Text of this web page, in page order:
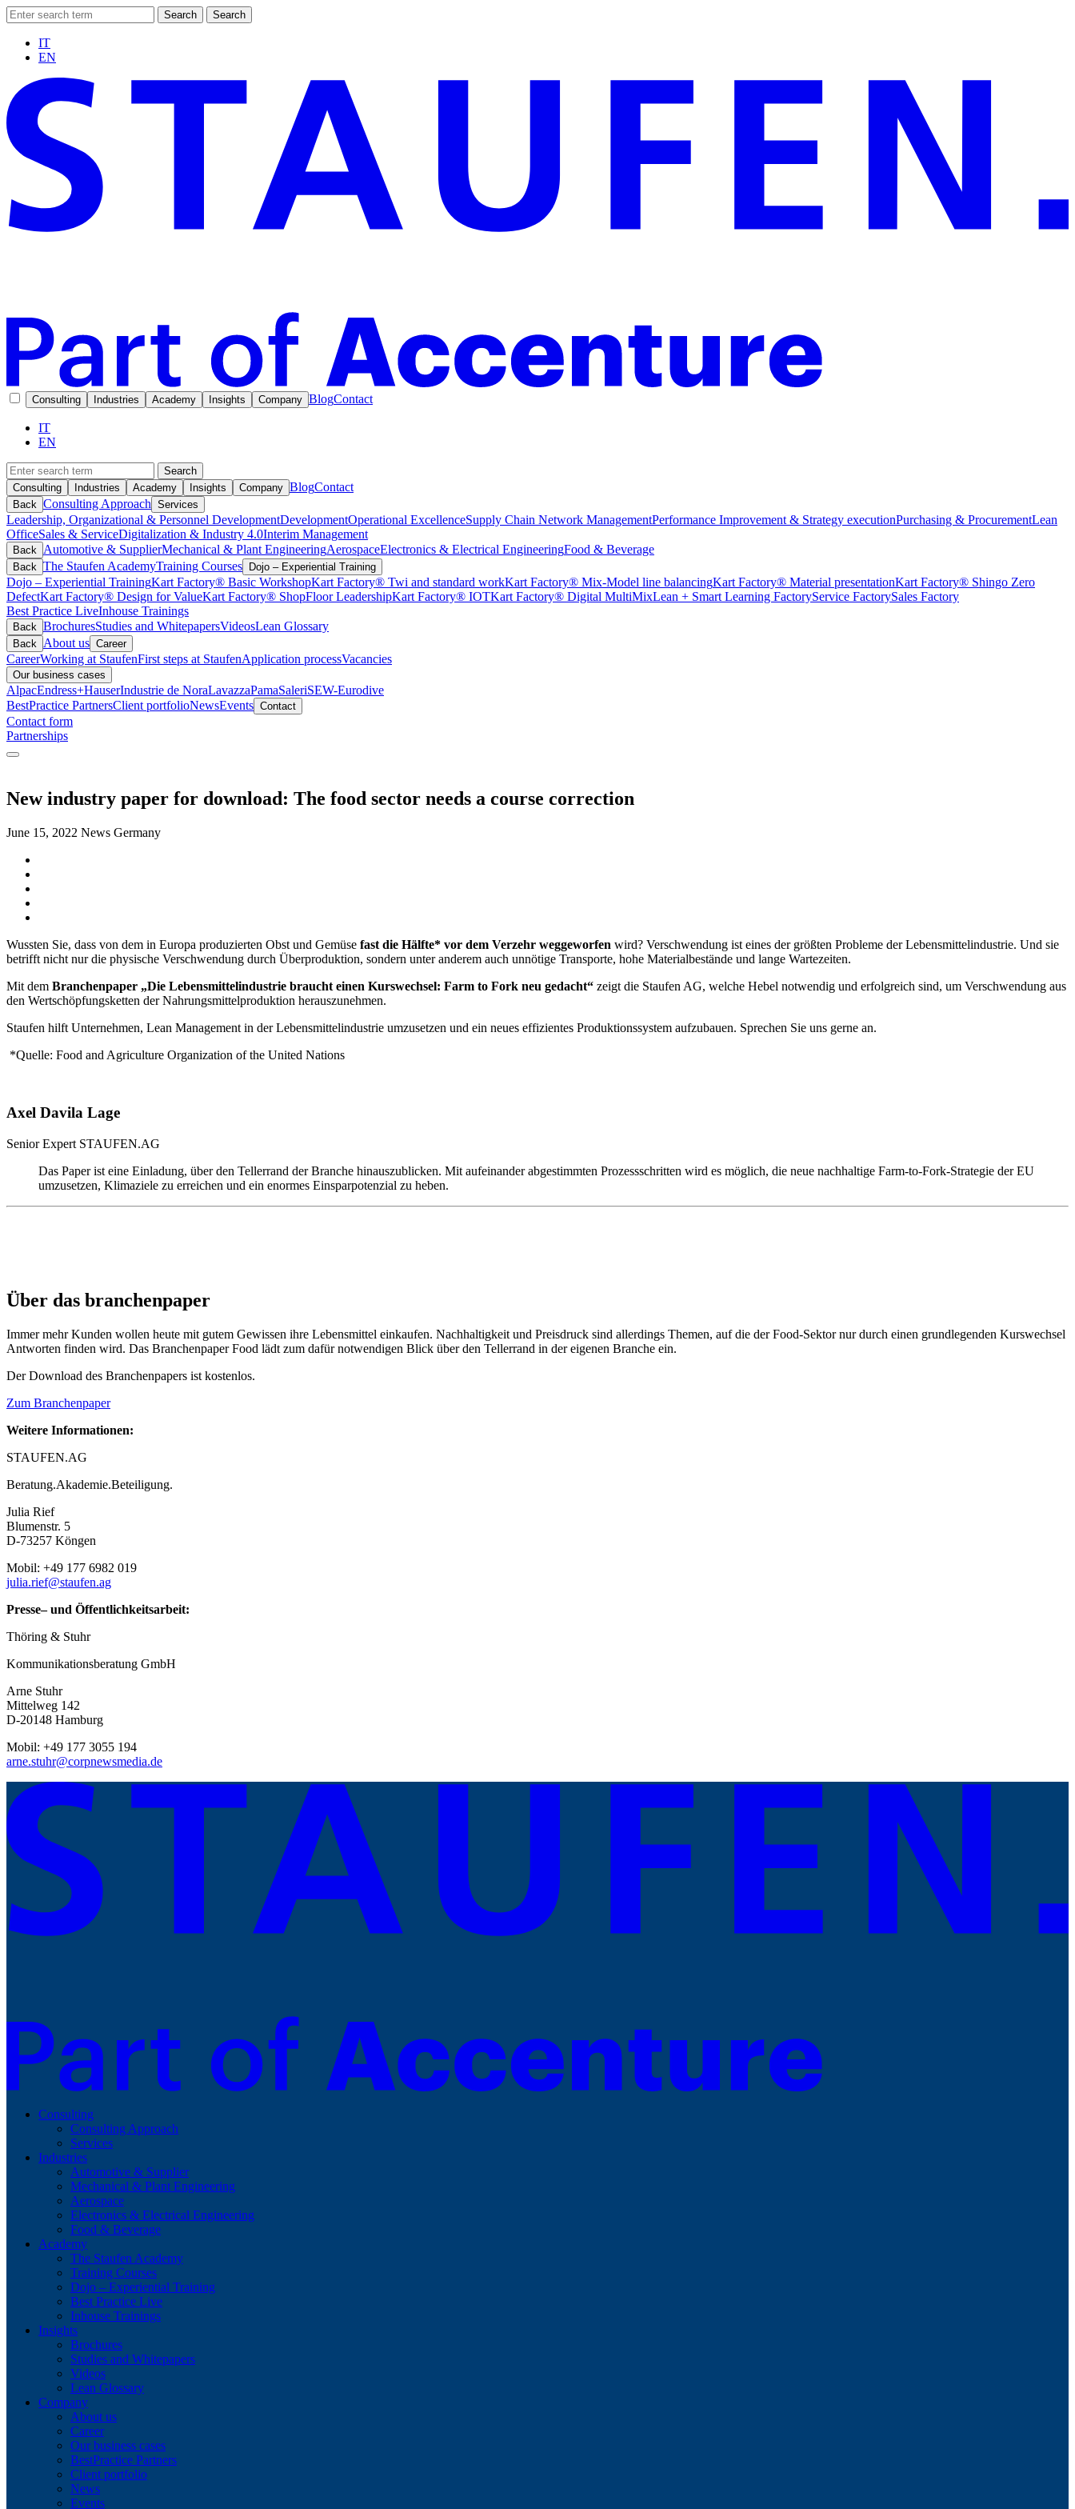
Search Search
IT
EN
Consulting Industries Academy Insights Company BlogContact
IT
EN
Search
Consulting
Industries Academy Insights Company BlogContact
Back Consulting Approach Services
Leadership, Organizational & Personnel DevelopmentDevelopmentOperational ExcellenceSupply Chain Network ManagementPerformance Improvement & Strategy executionPurchasing & ProcurementLean
OfficeSales & ServiceDigitalization & Industry 4.0Interim Management
Back Automotive & SupplierMechanical & Plant EngineeringAerospaceElectronics & Electrical EngineeringFood & Beverage
Back The Staufen AcademyTraining Courses Dojo – Experiential Training
Dojo – Experiential TrainingKart Factory® Basic WorkshopKart Factory® Twi and standard workKart Factory® Mix-Model line balancingKart Factory® Material presentationKart Factory® Shingo Zero
DefectKart Factory® Design for ValueKart Factory® ShopFloor LeadershipKart Factory® IOTKart Factory® Digital MultiMixLean + Smart Learning FactoryService FactorySales Factory
Best Practice LiveInhouse Trainings
Back BrochuresStudies and WhitepapersVideosLean Glossary
Back About us Career
CareerWorking at StaufenFirst steps at StaufenApplication processVacancies
Our business cases
AlpacEndress+HauserIndustrie de NoraLavazzaPamaSaleriSEW-Eurodive
BestPractice PartnersClient portfolioNewsEvents Contact
Contact form
Partnerships
New industry paper for download: The food sector needs a course correction
June 15, 2022 News Germany
Wussten Sie, dass von dem in Europa produzierten Obst und Gemüse fast die Hälfte* vor dem Verzehr weggeworfen wird? Verschwendung ist eines der größten Probleme der Lebensmittelindustrie. Und sie
betrifft nicht nur die physische Verschwendung durch Überproduktion, sondern unter anderem auch unnötige Transporte, hohe Materialbestände und lange Wartezeiten.
Mit dem Branchenpaper „Die Lebensmittelindustrie braucht einen Kurswechsel: Farm to Fork neu gedacht“ zeigt die Staufen AG, welche Hebel notwendig und erfolgreich sind, um Verschwendung aus
den Wertschöpfungsketten der Nahrungsmittelproduktion herauszunehmen.
Staufen hilft Unternehmen, Lean Management in der Lebensmittelindustrie umzusetzen und ein neues effizientes Produktionssystem aufzubauen. Sprechen Sie uns gerne an.
*Quelle: Food and Agriculture Organization of the United Nations
Axel Davila Lage
Senior Expert STAUFEN.AG
Das Paper ist eine Einladung, über den Tellerrand der Branche hinauszublicken. Mit aufeinander abgestimmten Prozessschritten wird es möglich, die neue nachhaltige Farm-to-Fork-Strategie der EU
umzusetzen, Klimaziele zu erreichen und ein enormes Einsparpotenzial zu heben.
Über das branchenpaper
Immer mehr Kunden wollen heute mit gutem Gewissen ihre Lebensmittel einkaufen. Nachhaltigkeit und Preisdruck sind allerdings Themen, auf die der Food-Sektor nur durch einen grundlegenden Kurswechsel
Antworten finden wird. Das Branchenpaper Food lädt zum dafür notwendigen Blick über den Tellerrand in der eigenen Branche ein.
Der Download des Branchenpapers ist kostenlos.
Zum Branchenpaper
Weitere Informationen:
STAUFEN.AG
Beratung.Akademie.Beteiligung.
Julia Rief
Blumenstr. 5
D-73257 Köngen
Mobil: +49 177 6982 019
julia.rief@staufen.ag
Presse–und Öffentlichkeitsarbeit:
Thöring & Stuhr
Kommunikationsberatung GmbH
Arne Stuhr
Mittelweg 142
D-20148 Hamburg
Mobil: +49 177 3055 194
arne.stuhr@corpnewsmedia.de
Consulting
Consulting Approach
Services
Industries
Automotive & Supplier
Mechanical & Plant Engineering
Aerospace
Electronics & Electrical Engineering
Food & Beverage
Academy
The Staufen Academy
Training Courses
Dojo – Experiential Training
Best Practice Live
Inhouse Trainings
Insights
Brochures
Studies and Whitepapers
Videos
Lean Glossary
Company
About us
Career
Our business cases
BestPractice Partners
Client portfolio
News
Events